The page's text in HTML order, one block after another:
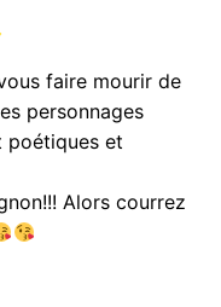
faire mourir de
personnages
poétiques et
Alors courrez